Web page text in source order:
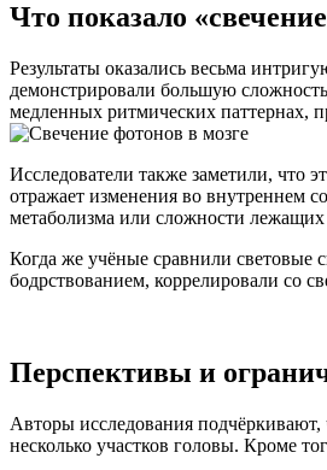
Что показало
Результаты оказались весьма
демонстрировали большую
медленных ритмических паттернах,
Исследователи также заметили, что
отражает изменения во внутреннем
метаболизма или сложности лежащих
Когда же учёные сравнили
бодрствованием, коррелировали со
Перспективы и
Авторы исследования
несколько участков головы. Кроме